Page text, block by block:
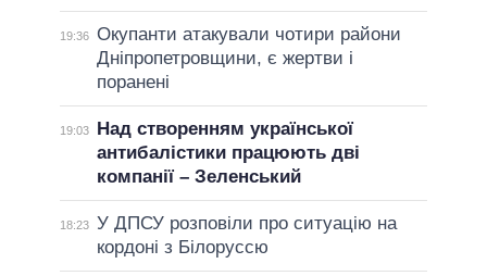
19:36 Окупанти атакували чотири райони
Дніпропетровщини, є жертви і
поранені
19:03
Над створенням української
антибалістики працюють дві
компанії – Зеленський
18:23 У ДПСУ розповіли про ситуацію на
кордоні з Білоруссю